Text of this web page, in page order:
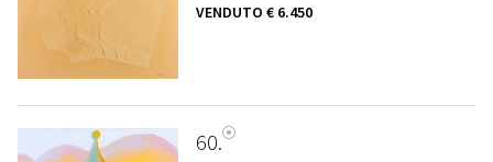
VENDUTO € 6.450
60